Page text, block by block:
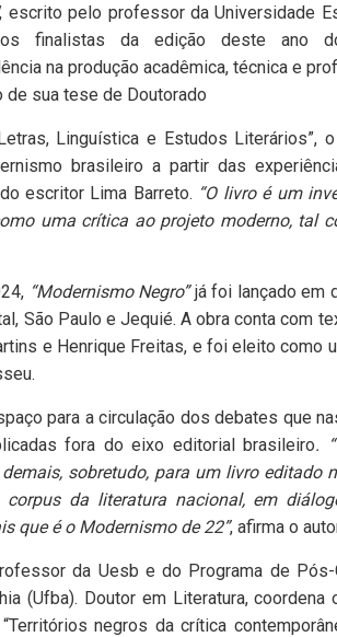
, escrito pelo professor da Universidade
finalistas da edição deste ano
na produção acadêmica, técnica e
de sua tese de Doutorado
Linguística e Estudos Literários”,
brasileiro a partir das
escritor Lima Barreto. “O livro é um
uma crítica ao projeto moderno, tal
“Modernismo Negro”já foi lançado em
São Paulo e Jequié. A obra conta com
e Henrique Freitas, e foi eleito como
para a circulação dos debates que
fora do eixo editorial brasileiro.
sobretudo, para um livro editado
corpus da literatura nacional, em
que é o Modernismo de 22”, afirma o
da Uesb e do Programa de Pós-
(Ufba). Doutor em Literatura,
negros da crítica